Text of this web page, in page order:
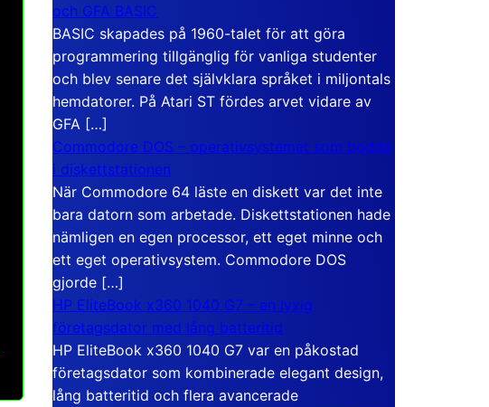
och GFA BASIC
BASIC skapades på 1960-talet för att göra
programmering tillgänglig för vanliga studenter
och blev senare det självklara språket i miljontals
hemdatorer. På Atari ST fördes arvet vidare av
GFA […]
Commodore DOS – operativsystemet som bodde
i diskettstationen
När Commodore 64 läste en diskett var det inte
bara datorn som arbetade. Diskettstationen hade
nämligen en egen processor, ett eget minne och
ett eget operativsystem. Commodore DOS
gjorde […]
HP EliteBook x360 1040 G7 – en lyxig
företagsdator med lång batteritid
HP EliteBook x360 1040 G7 var en påkostad
företagsdator som kombinerade elegant design,
lång batteritid och flera avancerade